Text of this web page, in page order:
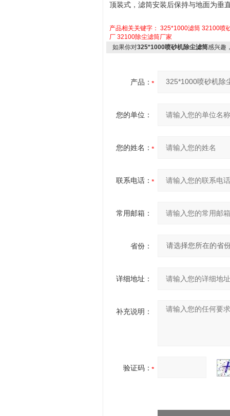
顶装式，滤筒安装后保持与地面为垂
产品相关关键字： 325*1000滤筒 32100喷
厂 32100除尘滤筒厂家
如果你对325*1000喷砂机除尘滤筒感兴趣
产品：
您的单位：
您的姓名：
联系电话：
常用邮箱：
省份：
详细地址：
补充说明：
验证码：